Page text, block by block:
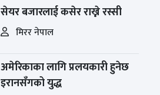
सेयर बजारलाई कसेर राख्ने रस्सी
मिरर नेपाल
अमेरिकाका लागि प्रलयकारी हुनेछ
इरानसँगको युद्ध